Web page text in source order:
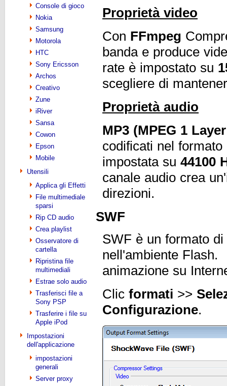
Console di gioco
Nokia
Samsung
Motorola
HTC
Sony Ericsson
Archos
Creativo
Zune
iRiver
Sansa
Cowon
Epson
Mobile
Utensili
Applica gli Effetti
File multimediale
sparsi
Rip CD audio
Crea playlist
Osservatore di
cartella
Ripristina file
multimediali
Estrae solo audio
Trasferisci file a
Sony PSP
Trasferire i file su
Apple iPod
Impostazioni
dell'applicazione
impostazioni
generali
Server proxy
Proprietà video
Con FFmpeg
banda e produce
rate è impostato su
scegliere di
Proprietà audio
MP3 (MPEG 1
codificati nel
impostata su 44100
canale audio crea
direzioni.
SWF
SWF è un formato
nell'ambiente Flash.
animazione su
Clic formati >>
Configurazione.